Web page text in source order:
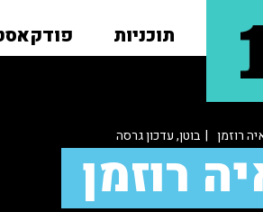
תוכניות
רוזמן | בוטן, עדכון גרסה
רוזמן